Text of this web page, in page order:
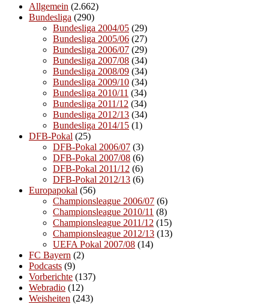
Allgemein (2.662)
Bundesliga (290)
Bundesliga 2004/05 (29)
Bundesliga 2005/06 (27)
Bundesliga 2006/07 (29)
Bundesliga 2007/08 (34)
Bundesliga 2008/09 (34)
Bundesliga 2009/10 (34)
Bundesliga 2010/11 (34)
Bundesliga 2011/12 (34)
Bundesliga 2012/13 (34)
Bundesliga 2014/15 (1)
DFB-Pokal (25)
DFB-Pokal 2006/07 (3)
DFB-Pokal 2007/08 (6)
DFB-Pokal 2011/12 (6)
DFB-Pokal 2012/13 (6)
Europapokal (56)
Championsleague 2006/07 (6)
Championsleague 2010/11 (8)
Championsleague 2011/12 (15)
Championsleague 2012/13 (13)
UEFA Pokal 2007/08 (14)
FC Bayern (2)
Podcasts (9)
Vorberichte (137)
Webradio (12)
Weisheiten (243)